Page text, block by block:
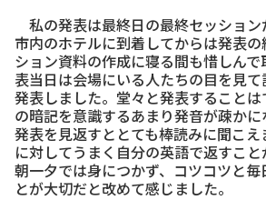
私の発表は最終日の最終セッション
市内のホテルに到着してからは発表
ション資料の作成に寝る間も惜しん
表当日は会場にいる人たちの目を見
発表しました。堂々と発表すること
の暗記を意識するあまり発音が疎か
発表を見返すととても棒読みに聞こ
に対してうまく自分の英語で返すこ
朝一夕では身につかず、コツコツと
とが大切だと改めて感じました。